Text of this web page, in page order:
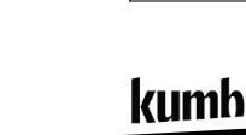
Elif İpek Akkaya
Elif Kurt